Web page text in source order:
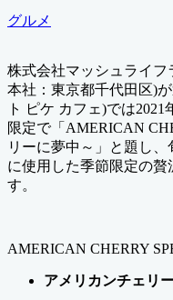
更
日
カ
リ
ー
グルメ
株式会社マッシュライフ
本社：東京都千代田区)が
ト ピケ カフェ)では
限定で「AMERICAN
リーに夢中～」と題し
に使用した季節限定の贅
す。
AMERICAN CHERRY
アメリカンチェリ